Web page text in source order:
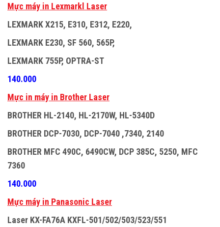
Mực máy in Lexmarkl Laser
LEXMARK X215, E310, E312, E220,
LEXMARK E230, SF 560, 565P,
LEXMARK 755P, OPTRA-ST
140.000
Mực in máy in Brother Laser
BROTHER HL-2140, HL-2170W, HL-5340D
BROTHER DCP-7030, DCP-7040 ,7340, 2140
BROTHER MFC 490C, 6490CW, DCP 385C, 5250, MFC
7360
140.000
Mực máy in Panasonic Laser
Laser KX-FA76A KXFL-501/502/503/523/551